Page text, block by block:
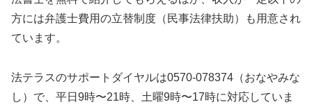
方には弁護士費用の立替制度（民事法律扶助）も用意され
ています。
法テラスのサポートダイヤルは0570-078374（おなやみな
し）で、平日9時〜21時、土曜9時〜17時に対応していま